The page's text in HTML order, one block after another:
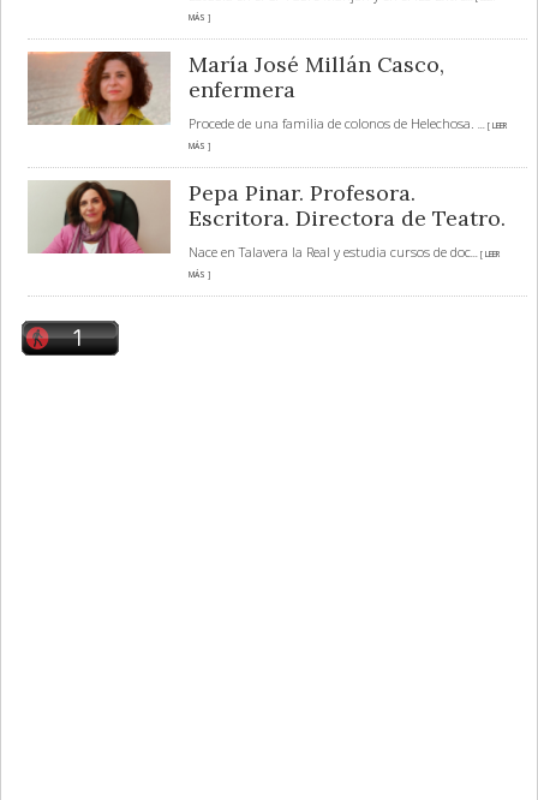
MÁS ]
María José Millán Casco,
enfermera
Procede de una familia de colonos de Helechosa.
... [ LEER
MÁS ]
Pepa Pinar. Profesora.
Escritora. Directora de Teatro.
Nace en Talavera la Real y estudia cursos de doc... [ LEER
MÁS ]